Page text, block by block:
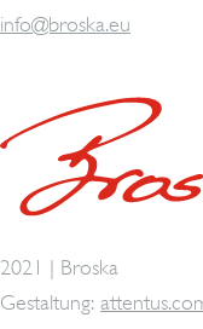
info@broska.eu
2021 | Broska
Gestaltung: